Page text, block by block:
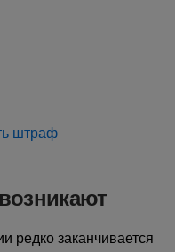
штраф
редко заканчивается